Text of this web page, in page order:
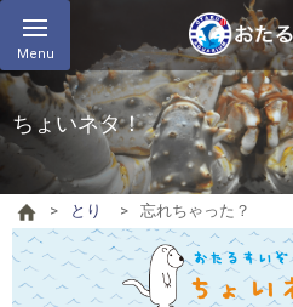
Menu
ちょいネタ！
とり 忘れちゃった？